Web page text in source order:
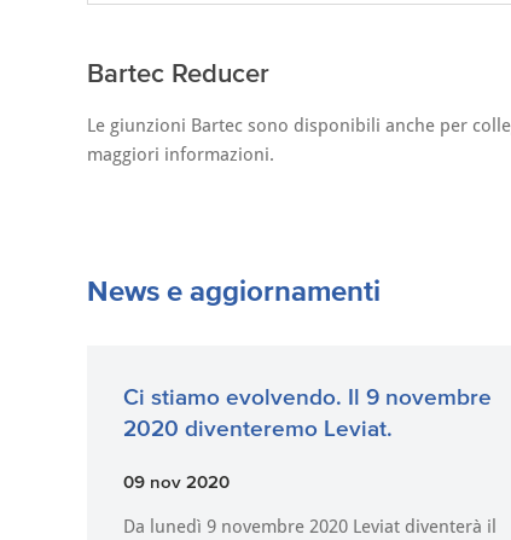
Bartec Reducer
Le giunzioni Bartec sono disponibili anche per
maggiori informazioni.
News e aggiornamenti
Ci stiamo evolvendo. Il 9 novembre
2020 diventeremo Leviat.
09 nov 2020
Da lunedì 9 novembre 2020 Leviat diventerà il